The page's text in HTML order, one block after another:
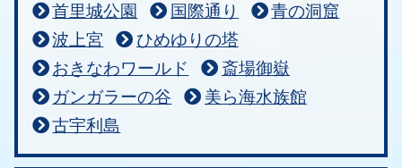
首里城公園 国際通り
青の洞窟
波上宮
ひめゆりの塔
おきなわワールド
斎場御嶽
ガンガラーの谷
美ら海水族館
古宇利島